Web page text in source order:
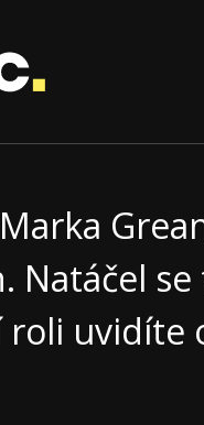
Natáčel se
uvidíte